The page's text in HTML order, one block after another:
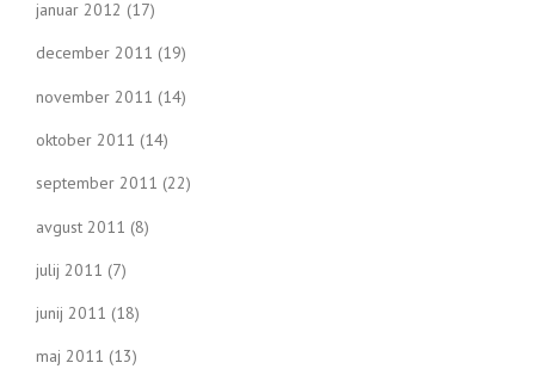
januar 2012 (17)
december 2011 (19)
november 2011 (14)
oktober 2011 (14)
september 2011 (22)
avgust 2011 (8)
julij 2011 (7)
junij 2011 (18)
maj 2011 (13)